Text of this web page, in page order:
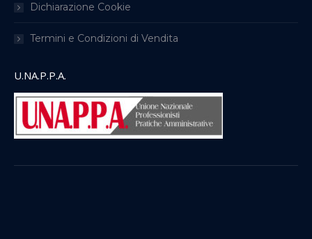
Dichiarazione Cookie
Termini e Condizioni di Vendita
U.NA.P.P.A.